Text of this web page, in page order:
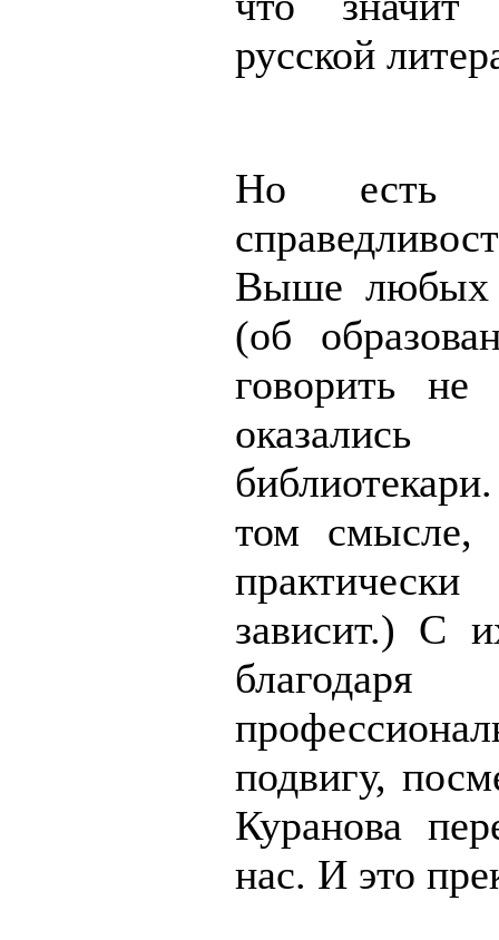
русской
Но есть
Выше любых
(об
говорить не
том смысле,
зависит.) С
подвигу,
Куранова
нас. И это